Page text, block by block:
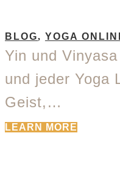
BLOG, YOGA
Yin und
und jeder Yoga
Geist,…
LEARN MORE